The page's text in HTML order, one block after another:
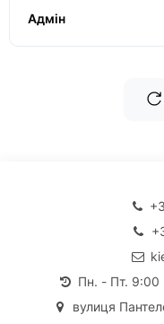
Адмін
Пн. - Пт. 9:00
вулиця